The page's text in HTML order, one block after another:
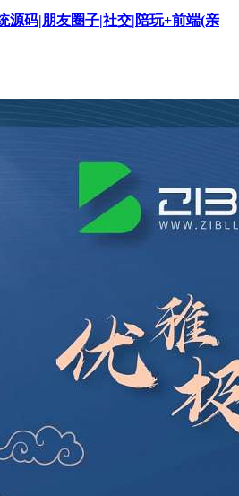
源码|朋友圈子|社交|陪玩+前端(亲